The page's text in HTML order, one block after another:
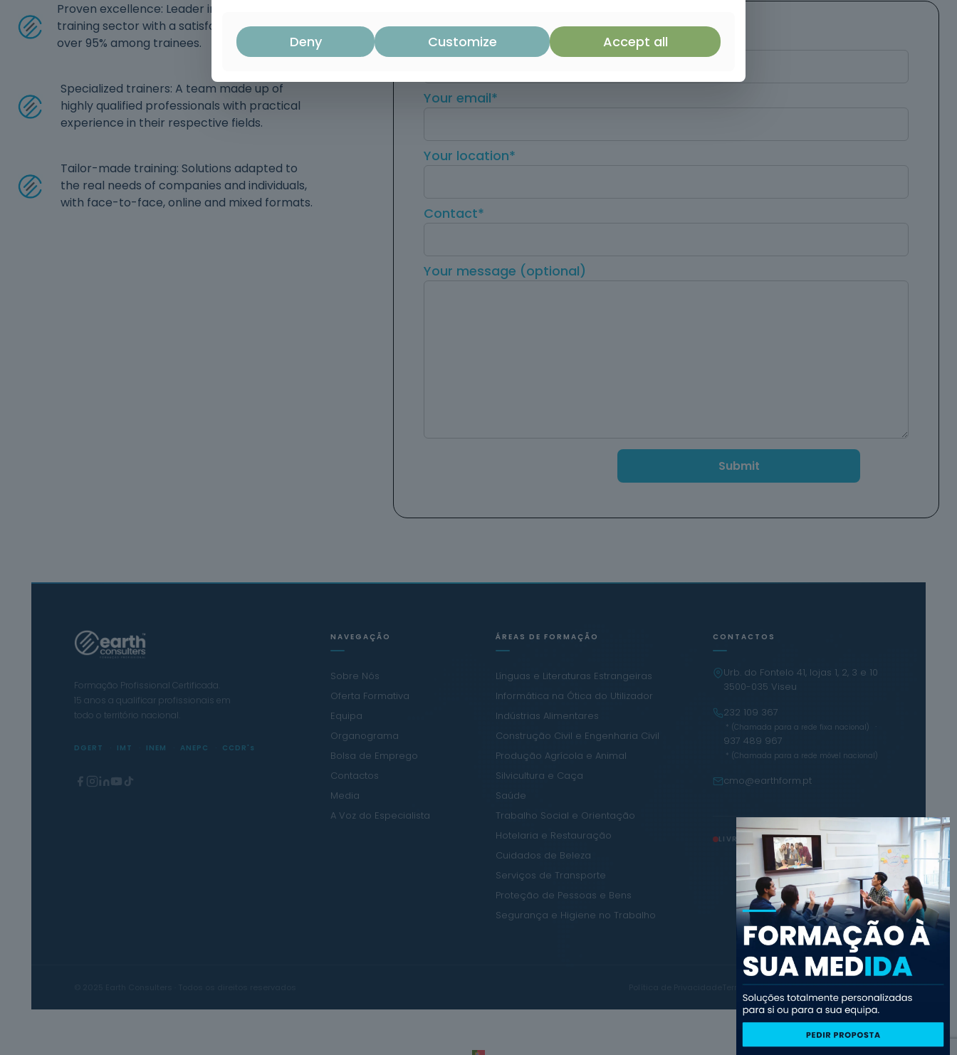
Proven excellence: Leader in the vocational
training sector with a satisfaction rate of
over 95% among trainees.
Specialized trainers: A team made up of
highly qualified professionals with practical
experience in their respective fields.
Tailor-made training: Solutions adapted to
the real needs of companies and individuals,
with face-to-face, online and mixed formats.
Your name*
Your email*
Your location*
Contact*
Your message (optional)
Formação Profissional Certificada.
15 anos a qualificar profissionais em
todo o território nacional.
DGERT IMT INEM ANEPC CCDR's
NAVEGAÇÃO
Sobre Nós
Oferta Formativa
Equipa
Organograma
Bolsa de Emprego
Contactos
Media
A Voz do Especialista
ÁREAS DE FORMAÇÃO
Línguas e Literaturas Estrangeiras
Informática na Ótica do Utilizador
Indústrias Alimentares
Construção Civil e Engenharia Civil
Produção Agrícola e Animal
Silvicultura e Caça
Saúde
Trabalho Social e Orientação
Hotelaria e Restauração
Cuidados de Beleza
Serviços de Transporte
Proteção de Pessoas e Bens
Segurança e Higiene no Trabalho
CONTACTOS
Urb. do Fontelo 41, lojas 1, 2, 3 e 10
3500-035 Viseu
232 109 367
* (Chamada para a rede fixa nacional)
937 489 967
* (Chamada para a rede móvel nacional)
cmo@earthform.pt
LIVRO DE RECLAMAÇÕES
Termos e CondiçõesPolítica de Cookies
Deny Customize Accept all